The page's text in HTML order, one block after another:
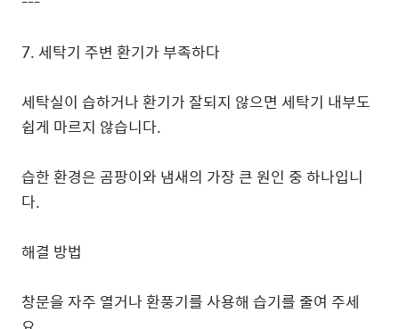
7. 세탁기 주변 환기가 부족하다
세탁실이 습하거나 환기가 잘되지 않으면 세탁기 내부도
쉽게 마르지 않습니다.
습한 환경은 곰팡이와 냄새의 가장 큰 원인 중 하나입니
다.
해결 방법
창문을 자주 열거나 환풍기를 사용해 습기를 줄여 주세